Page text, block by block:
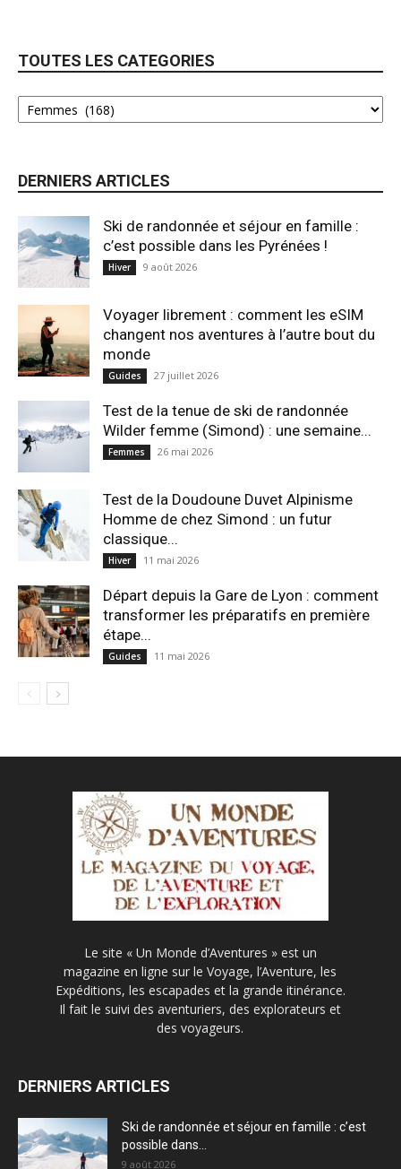
TOUTES LES CATEGORIES
DERNIERS ARTICLES
Ski de randonnée et séjour en famille :
c’est possible dans les Pyrénées !
Hiver 9 août 2026
Voyager librement : comment les eSIM
changent nos aventures à l’autre bout du
monde
Guides 27 juillet 2026
Test de la tenue de ski de randonnée
Wilder femme (Simond) : une semaine...
Femmes 26 mai 2026
Test de la Doudoune Duvet Alpinisme
Homme de chez Simond : un futur
classique...
Hiver 11 mai 2026
Départ depuis la Gare de Lyon : comment
transformer les préparatifs en pre⁠mière
étape...
Guides 11 mai 2026
Le site « Un Monde d’Aventures » est un
magazine en ligne sur le Voyage, l’Aventure, les
Expéditions, les escapades et la grande itinérance.
Il fait le suivi des aventuriers, des explorateurs et
des voyageurs.
DERNIERS ARTICLES
Ski de randonnée et séjour en famille : c’est
possible dans...
9 août 2026